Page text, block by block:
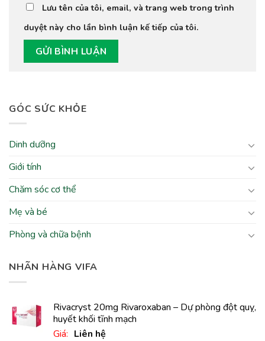
GÓC SỨC KHỎE
Dinh dưỡng
Giới tính
Chăm sóc cơ thể
Mẹ và bé
Phòng và chữa bệnh
NHÃN HÀNG VIFA
Rivacryst 20mg Rivaroxaban – Dự phòng đột quỵ,
huyết khối tĩnh mạch
Giá: Liên hệ
Lưu tên của tôi, email, và trang web trong trình
duyệt này cho lần bình luận kế tiếp của tôi.